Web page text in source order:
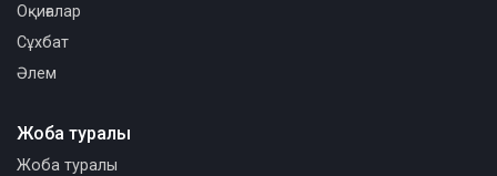
Оқиғалар
Сұхбат
Әлем
Жоба туралы
Жоба туралы